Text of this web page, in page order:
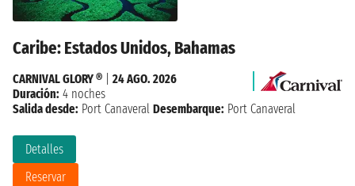
Caribe: Estados Unidos, Bahamas
Detalles
Reservar
CARNIVAL GLORY ®
24 AGO. 2026
Duración: 4 noches
Salida desde: Port Canaveral Desembarque: Port Canaveral